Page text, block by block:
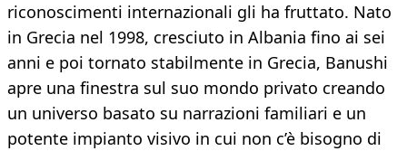
riconoscimenti internazionali gli ha fruttato. Nato
in Grecia nel 1998, cresciuto in Albania fino ai sei
anni e poi tornato stabilmente in Grecia, Banushi
apre una finestra sul suo mondo privato creando
un universo basato su narrazioni familiari e un
potente impianto visivo in cui non c’è bisogno di